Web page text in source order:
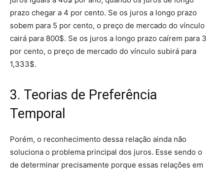
prazo chegar a 4 por cento. Se os juros a longo prazo
sobem para 5 por cento, o preço de mercado do vínculo
cairá para 800$. Se os juros a longo prazo caírem para 3
por cento, o preço de mercado do vínculo subirá para
1,333$.
3. Teorias de Preferência
Temporal
Porém, o reconhecimento dessa relação ainda não
soluciona o problema principal dos juros. Esse sendo o
de determinar precisamente porque essas relações em